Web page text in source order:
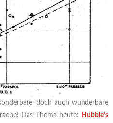
doch auch wunderbare
Das Thema heute:
Hubble’s